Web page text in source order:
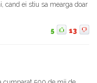
cand ei stiu sa mearga doar
5 13